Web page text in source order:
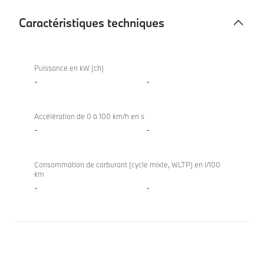
Caractéristiques techniques
techniques
xDrive20i
Puissance en kW (ch)
- -
Accélération de 0 à 100 km/h en s
- -
Consommation de carburant (cycle mixte, WLTP) en l/100
km
- -